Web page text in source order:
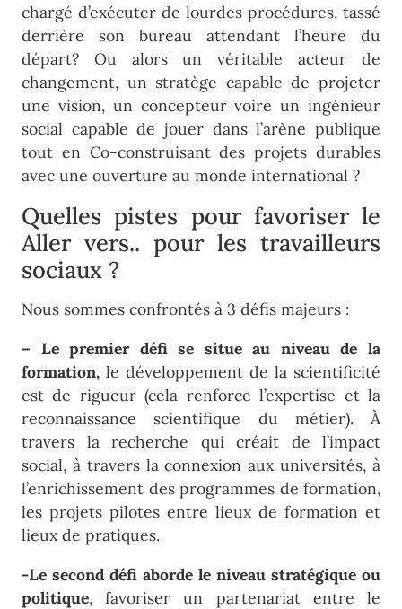
chargé d’exécuter de lourdes procédures, tassé
derrière son bureau attendant l’heure du
départ? Ou alors un véritable acteur de
changement, un stratège capable de projeter
une vision, un concepteur voire un ingénieur
social capable de jouer dans l’arène publique
tout en Co-construisant des projets durables
avec une ouverture au monde international ?
Quelles pistes pour favoriser le
Aller vers.. pour les travailleurs
sociaux ?
Nous sommes confrontés à 3 défis majeurs :
– Le premier défi se situe au niveau de la
formation, le développement de la scientificité
est de rigueur (cela renforce l’expertise et la
reconnaissance scientifique du métier). À
travers la recherche qui créait de l’impact
social, à travers la connexion aux universités, à
l’enrichissement des programmes de formation,
les projets pilotes entre lieux de formation et
lieux de pratiques.
-Le second défi aborde le niveau stratégique ou
politique, favoriser un partenariat entre le